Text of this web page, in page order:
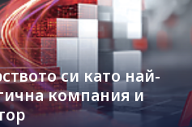
си като най-
компания и